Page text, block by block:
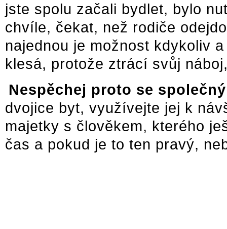
jste spolu začali bydlet, bylo
chvíle, čekat, než rodiče
najednou je možnost kdykoliv
klesá, protože ztrácí svůj
Nespěchej proto se
dvojice byt, využívejte jej k
majetky s člověkem, kterého
čas a pokud je to ten pravý,